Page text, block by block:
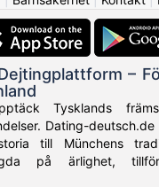
–
Tysklands
Dating-
till Münchens
på ärlighet,